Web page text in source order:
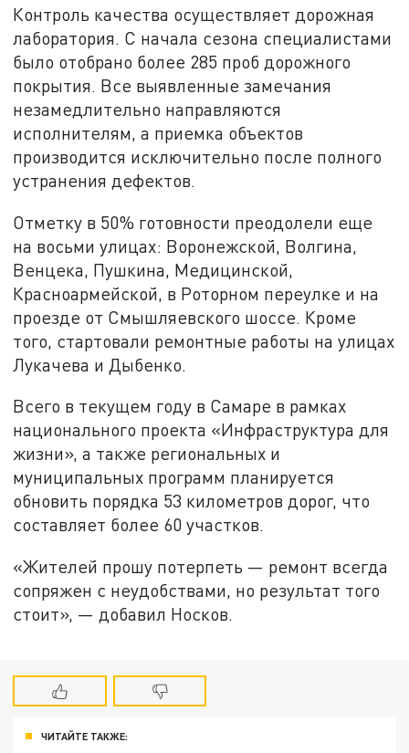
Контроль качества осуществляет дорожная
лаборатория. С начала сезона специалистами
было отобрано более 285 проб дорожного
покрытия. Все выявленные замечания
незамедлительно направляются
исполнителям, а приемка объектов
производится исключительно после полного
устранения дефектов.
Отметку в 50% готовности преодолели еще
на восьми улицах: Воронежской, Волгина,
Венцека, Пушкина, Медицинской,
Красноармейской, в Роторном переулке и на
проезде от Смышляевского шоссе. Кроме
того, стартовали ремонтные работы на улицах
Лукачева и Дыбенко.
Всего в текущем году в Самаре в рамках
национального проекта «Инфраструктура для
жизни», а также региональных и
муниципальных программ планируется
обновить порядка 53 километров дорог, что
составляет более 60 участков.
«Жителей прошу потерпеть — ремонт всегда
сопряжен с неудобствами, но результат того
стоит», — добавил Носков.
ЧИТАЙТЕ ТАКЖЕ: